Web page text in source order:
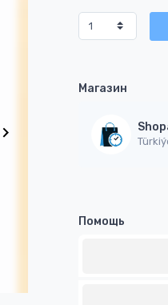
Магазин
Помощь